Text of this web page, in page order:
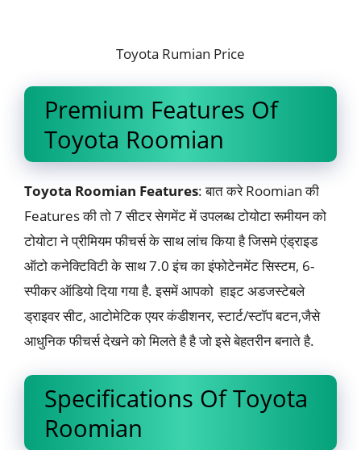
Toyota Rumian Price
Premium Features Of
Toyota Roomian
Toyota Roomian Features: बात करे Roomian की
Features की तो 7 सीटर सेगमेंट में उपलब्ध टोयोटा रूमीयन को
टोयोटा ने प्रीमियम फीचर्स के साथ लांच किया है जिसमे एंड्राइड
ऑटो कनेक्टिविटी के साथ 7.0 इंच का इंफोटेनमेंट सिस्टम, 6-
स्पीकर ऑडियो दिया गया है. इसमें आपको हाइट अडजस्टेबले
ड्राइवर सीट, आटोमेटिक एयर कंडीशनर, स्टार्ट/स्टॉप बटन,जैसे
आधुनिक फीचर्स देखने को मिलते है है जो इसे बेहतरीन बनाते है.
Specifications Of Toyota
Roomian